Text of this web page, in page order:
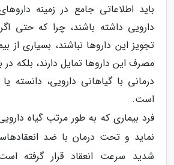
باید اطلاعاتی جامع در زمینه
دارویی داشته باشند، چرا که حتی
تجویز این داروها نباشند، بسیاری از
مصرف این داروها تمایل دارند، بلکه در
درمانی با گیاهانی دارویی، دانسته
است.
فرد بیماری که به طور مرتب گیاه
نماید و تحت درمان با ضد
شدید سرعت انعقاد قرار گرفته